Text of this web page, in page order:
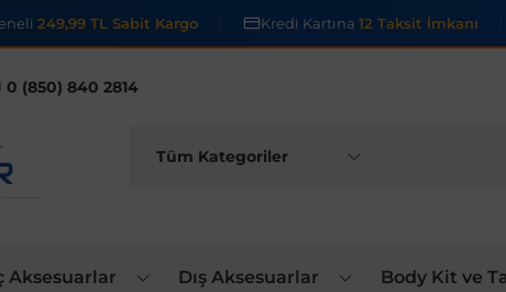
249,99 TL Sabit Kargo Kredi Kartına 12 Taksit İmkanı
0 (850) 840 2814
Aksesuarlar Dış Aksesuarlar Body Kit ve